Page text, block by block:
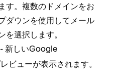
す⁠。複数のドメインをお
ダウンを使用してメ⁠ール
を選択します⁠。
- 新しいGoogle
ビ⁠ュ⁠ーが表示されます⁠。